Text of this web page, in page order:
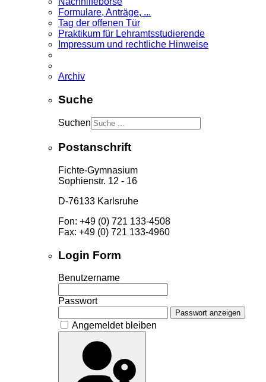
Formulare, Anträge, ...
Tag der offenen Tür
Praktikum für Lehramts­studierende
Impressum und rechtliche Hinweise
Archiv
Suche
Suchen
Postanschrift
Fichte-Gymnasium
Sophienstr. 12 - 16
D-76133 Karlsruhe
Fon: +49 (0) 721 133-4508
Fax: +49 (0) 721 133-4960
Login Form
Benutzername
Passwort
Passwort anzeigen
Angemeldet bleiben